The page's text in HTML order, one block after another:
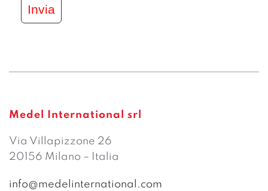
Invia
Medel International srl
Via Villapizzone 26
20156 Milano – Italia
info@medelinternational.com